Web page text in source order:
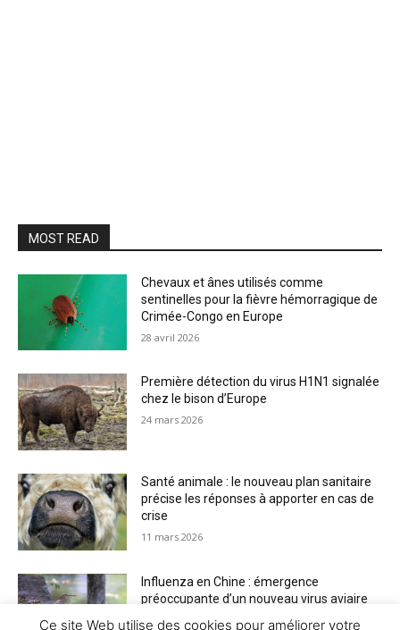
MOST READ
Chevaux et ânes utilisés comme
sentinelles pour la fièvre hémorragique de
Crimée-Congo en Europe
28 avril 2026
Première détection du virus H1N1 signalée
chez le bison d’Europe
24 mars 2026
Santé animale : le nouveau plan sanitaire
précise les réponses à apporter en cas de
crise
11 mars 2026
Influenza en Chine : émergence
préoccupante d’un nouveau virus aviaire
Ce site Web utilise des cookies pour améliorer votre